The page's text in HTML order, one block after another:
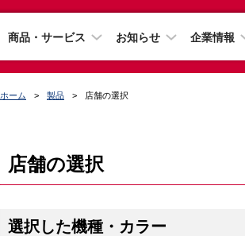
商品・サービス お知らせ 企業情報
ホーム 製品 店舗の選択
店舗の選択
選択した機種・カラー